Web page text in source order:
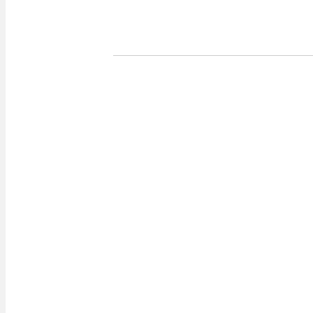
navigation